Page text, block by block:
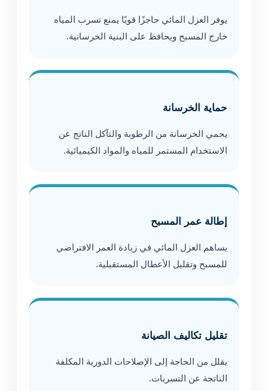
يوفر العزل المائي حاجزًا قويًا يمنع تسرب المياه
خارج المسبح ويحافظ على البنية الخرسانية.
حماية الخرسانة
يحمي الخرسانة من الرطوبة والتآكل الناتج عن
الاستخدام المستمر للمياه والمواد الكيميائية.
إطالة عمر المسبح
يساهم العزل المائي في زيادة العمر الافتراضي
للمسبح وتقليل الأعطال المستقبلية.
تقليل تكاليف الصيانة
يقلل من الحاجة إلى الإصلاحات الدورية المكلفة
الناتجة عن التسربات.